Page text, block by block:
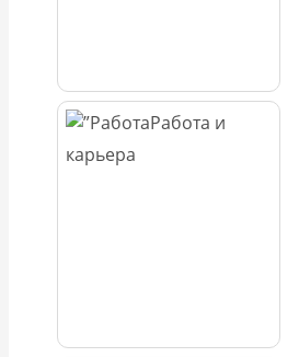
Работа и
карьера